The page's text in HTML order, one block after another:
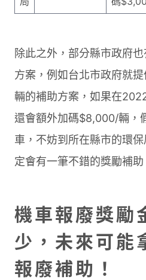
除此之外，部分縣市政府
方案，例如台北市政府就
輛的補助方案，如果在
還會額外加碼$8,000/輛，
車，不妨到所在縣市的環
定會有一筆不錯的獎勵補助
機車報廢獎勵
少，未來可能
報廢補助！